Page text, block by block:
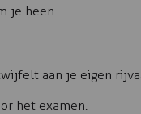
je heen
aan je eigen
het examen.